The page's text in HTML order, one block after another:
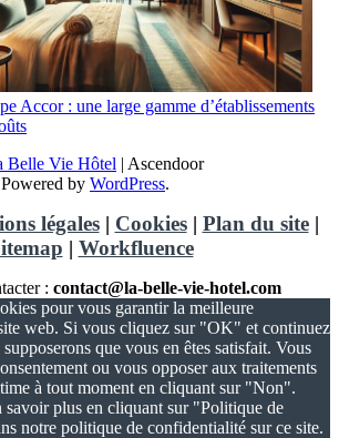
Accor : une large gamme d’établissements
Belle Vie Hôtel | Ascendoor
by WordPress.
légales| Cookies| Plan du site|
| Workfluence
: contact@la-belle-vie-hotel.com
pour vous garantir la meilleure
web. Si vous cliquez sur "OK" et continuez
que vous en êtes satisfait. Vous
ou vous opposer aux traitements
à tout moment en cliquant sur "Non".
savoir plus en cliquant sur "Politique de
notre politique de confidentialité sur ce site.